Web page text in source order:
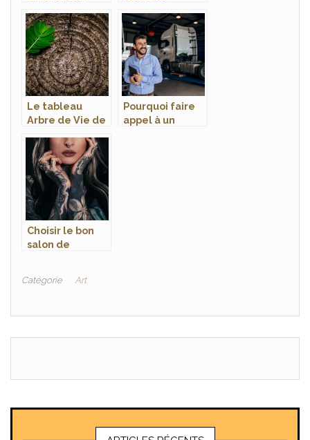
tenture murale
mandala ?
interieure
d’inspiration
Indienne
Le tableau
Arbre de Vie de
Pourquoi faire
appel à un
Choisir le bon
salon de
Catégorie Art